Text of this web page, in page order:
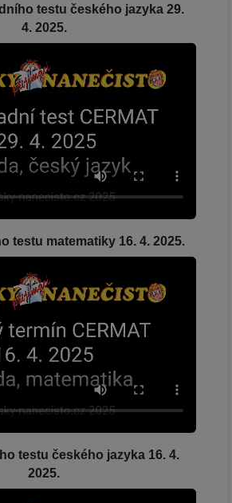
testu českého jazyka 29.
4. 2025.
testu matematiky 16. 4. 2025.
testu českého jazyka 16. 4.
2025.